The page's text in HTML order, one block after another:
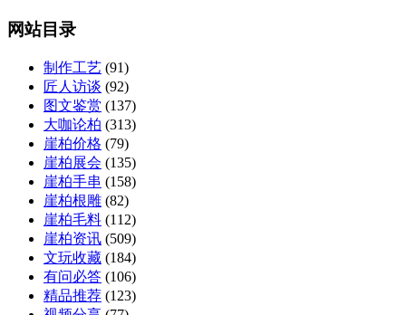
网站目录
制作工艺 (91)
匠人访谈 (92)
图文鉴赏 (137)
大咖论柏 (313)
崖柏价格 (79)
崖柏展会 (135)
崖柏手串 (158)
崖柏根雕 (82)
崖柏毛料 (112)
崖柏资讯 (509)
文玩收藏 (184)
有问必答 (106)
精品推荐 (123)